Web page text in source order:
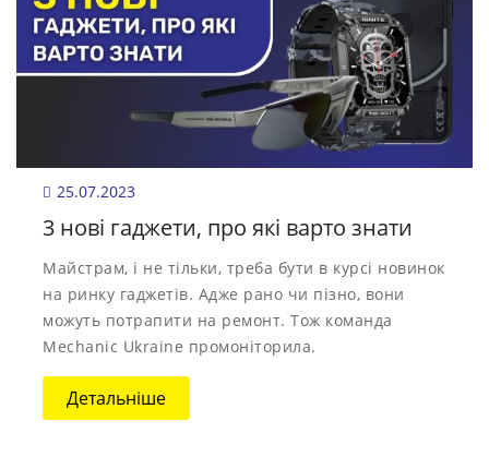
25.07.2023
3 нові гаджети, про які варто знати
Майстрам, і не тільки, треба бути в курсі новинок
на ринку гаджетів. Адже рано чи пізно, вони
можуть потрапити на ремонт. Тож команда
Mechanic Ukraine промоніторила.
Детальніше